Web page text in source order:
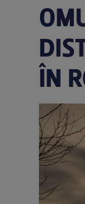
ÎN